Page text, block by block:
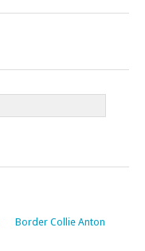
Border Collie Anton